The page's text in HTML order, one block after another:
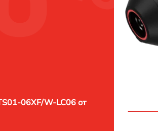
06XF/W-LC06 от